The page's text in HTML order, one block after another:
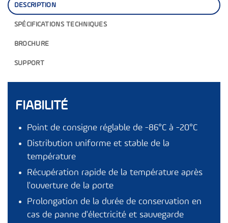
DESCRIPTION
SPÉCIFICATIONS TECHNIQUES
BROCHURE
SUPPORT
FIABILITÉ
Point de consigne réglable de -86°C à -20°C
Distribution uniforme et stable de la
température
Récupération rapide de la température après
l'ouverture de la porte
Prolongation de la durée de conservation en
cas de panne d'électricité et sauvegarde